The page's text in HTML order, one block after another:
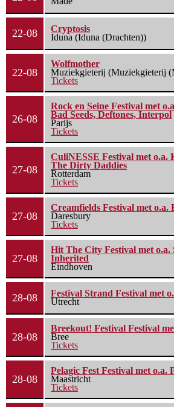
22-08
Cryptosis
Iduna (Iduna (Drachten))
22-08
Wolfmother
Muziekgieterij (Muziekgieterij
Tickets
26-08
Rock en Seine Festival met
Bad Seeds, Deftones, Interpol
Parijs
Tickets
27-08
CuliNESSE Festival met o.a.
The Dirty Daddies
Rotterdam
Tickets
27-08
Creamfields Festival met o.a.
Daresbury
Tickets
27-08
Hit The City Festival met o.a.
Inherited
Eindhoven
28-08
Festival Strand Festival met
Utrecht
28-08
Breekout! Festival Festival
Bree
Tickets
28-08
Pelagic Fest Festival met o.a.
Maastricht
Tickets